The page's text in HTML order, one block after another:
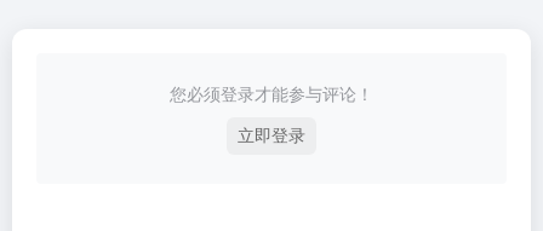
您必须登录才能参与评论！
立即登录